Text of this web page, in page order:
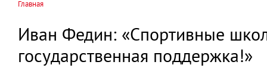
навигации
Главная
Иван Федин: «Спортивные
государственная поддержка!»